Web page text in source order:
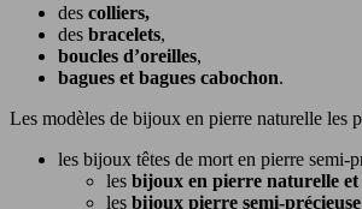
des colliers,
des bracelets,
boucles d’oreilles,
bagues et bagues cabochon.
Les modèles de bijoux en pierre naturelle les
les bijoux têtes de mort en pierre semi-
les bijoux en pierre naturelle
les bijoux pierre semi-